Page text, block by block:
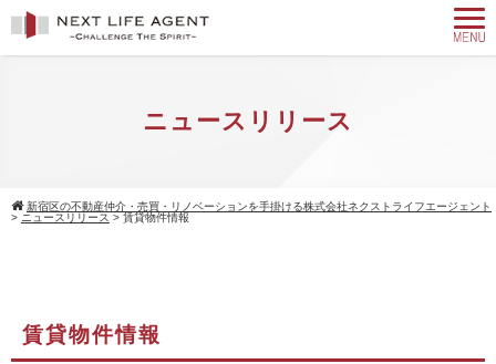
ニュースリリース
新宿区の不動産仲介・売買・リノベーションを手掛ける株式会社ネクストライフエージェント
> ニュースリリース > 賃貸物件情報
賃貸物件情報